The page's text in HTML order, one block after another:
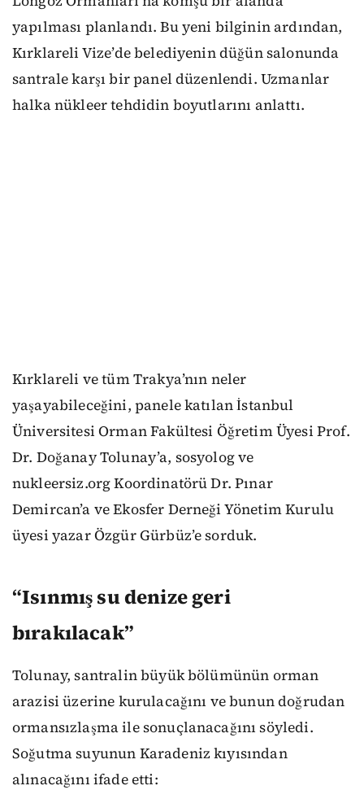
yapılması planlandı. Bu yeni bilginin ardından,
Kırklareli Vize’de belediyenin düğün salonunda
santrale karşı bir panel düzenlendi. Uzmanlar
halka nükleer tehdidin boyutlarını anlattı.
Kırklareli ve tüm Trakya’nın neler
yaşayabileceğini, panele katılan İstanbul
Üniversitesi Orman Fakültesi Öğretim Üyesi Prof.
Dr. Doğanay Tolunay’a, sosyolog ve
nukleersiz.org Koordinatörü Dr. Pınar
Demircan’a ve Ekosfer Derneği Yönetim Kurulu
üyesi yazar Özgür Gürbüz’e sorduk.
“Isınmış su denize geri
bırakılacak”
Tolunay, santralin büyük bölümünün orman
arazisi üzerine kurulacağını ve bunun doğrudan
ormansızlaşma ile sonuçlanacağını söyledi.
Soğutma suyunun Karadeniz kıyısından
alınacağını ifade etti: